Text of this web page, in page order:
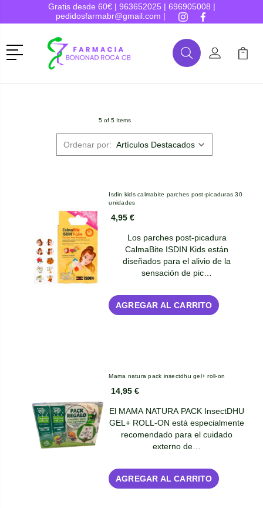
Gratis desde 60€ | 963652025 | 696905008 |
pedidosfarmabr@gmail.com |
Menú
BuscarMi Cuenta
Mi
5 of 5 Items
Ordenar por:
Isdin kids calmabite parches post-picaduras 30
unidades
4,95 €
Los parches post-picadura
CalmaBite ISDIN Kids están
diseñados para el alivio de la
sensación de pic…
AGREGAR AL CARRITO
Mama natura pack insectdhu gel+ roll-on
14,95 €
El MAMA NATURA PACK InsectDHU
GEL+ ROLL-ON está especialmente
recomendado para el cuidado
externo de…
AGREGAR AL CARRITO